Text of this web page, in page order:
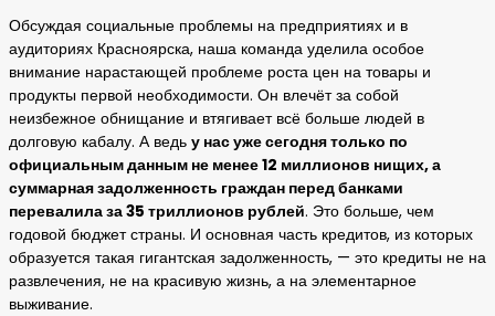
Обсуждая социальные проблемы на предприятиях и в
аудиториях Красноярска, наша команда уделила особое
внимание нарастающей проблеме роста цен на товары и
продукты первой необходимости. Он влечёт за собой
неизбежное обнищание и втягивает всё больше людей в
долговую кабалу. А ведь у нас уже сегодня только по
официальным данным не менее 12 миллионов нищих, а
суммарная задолженность граждан перед банками
перевалила за 35 триллионов рублей. Это больше, чем
годовой бюджет страны. И основная часть кредитов, из которых
образуется такая гигантская задолженность, — это кредиты не на
развлечения, не на красивую жизнь, а на элементарное
выживание.